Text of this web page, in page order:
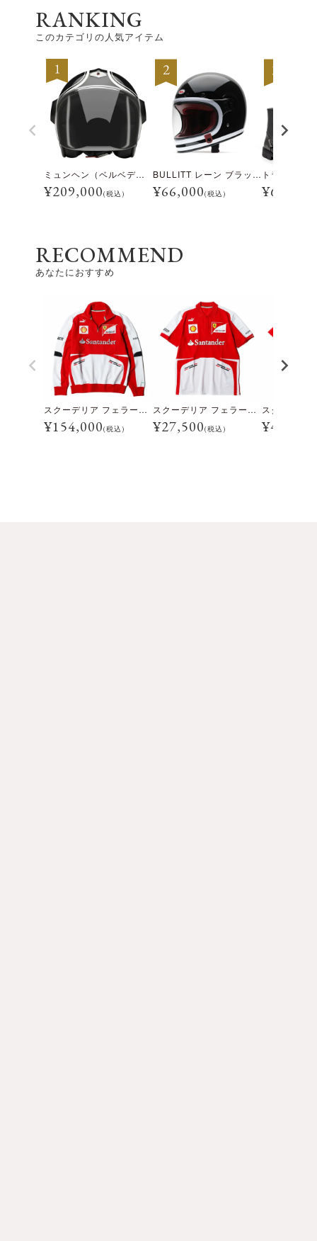
RANKING
このカテゴリの人気アイテム
ミュンヘン（ベルベデーレ）
¥209,000(税込)
BULLITT レーン ブラック/ホワイト
¥66,000(税込) ¥69,300
RECOMMEND
あなたにおすすめ
スクーデリア フェラーリ 2013 チーム支給品 ハーフジップ セーター
¥154,000(税込)
スクーデリア フェラーリ 2013 チーム支給品 ポロシャツ
¥27,500(税込) ¥44,000